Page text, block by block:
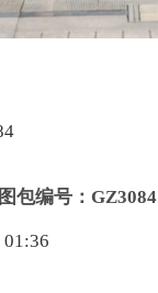
图包编号：GZ3084